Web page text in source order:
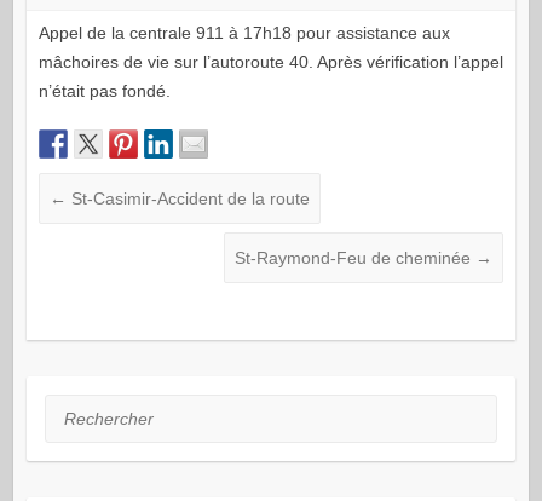
Appel de la centrale 911 à 17h18 pour assistance aux
mâchoires de vie sur l’autoroute 40. Après vérification l’appel
n’était pas fondé.
← St-Casimir-Accident de la route
St-Raymond-Feu de cheminée →
Rechercher